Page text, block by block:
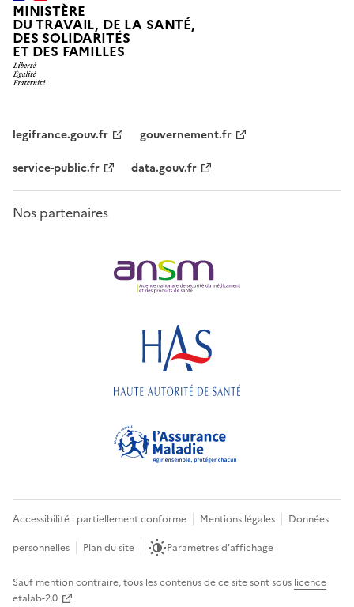
MINISTÈRE
DU TRAVAIL, DE LA SANTÉ,
DES SOLIDARITÉS
ET DES FAMILLES
legifrance.gouv.fr
gouvernement.fr
service-public.fr
data.gouv.fr
Nos partenaires
Accessibilité : partiellement conforme Mentions légales
Données
personnelles
Plan du site Paramètres d'affichage
Sauf mention contraire, tous les contenus de ce site sont sous licence
etalab-2.0